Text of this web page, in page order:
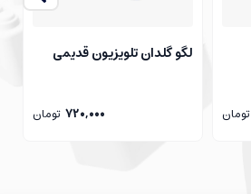
تومان
لگو گلدان تلویزیون قدیمی
720,000 تومان